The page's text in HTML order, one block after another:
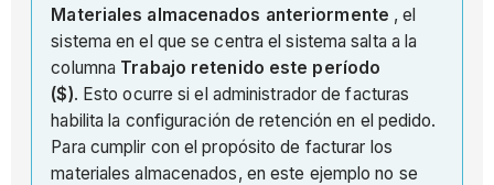
Materiales almacenados anteriormente , el
sistema en el que se centra el sistema salta a la
columna Trabajo retenido este período
($). Esto ocurre si el administrador de facturas
habilita la configuración de retención en el pedido.
Para cumplir con el propósito de facturar los
materiales almacenados, en este ejemplo no se